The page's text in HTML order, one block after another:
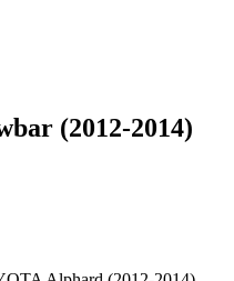
(2012-2014)